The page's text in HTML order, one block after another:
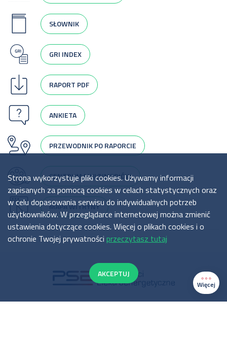
SŁOWNIK
GRI INDEX
RAPORT PDF
ANKIETA
PRZEWODNIK PO RAPORCIE
CENTRUM MULTIMEDIÓW
MAPA WITRYNY
Więcej
Strona wykorzystuje pliki cookies. Używamy informacji
zapisanych za pomocą cookies w celach statystycznych oraz
w celu dopasowania serwisu do indywidualnych potrzeb
użytkowników. W przeglądarce internetowej można zmienić
ustawienia dotyczące cookies. Więcej o plikach cookies i o
ochronie Twojej prywatności przeczytasz tutaj
AKCEPTUJ